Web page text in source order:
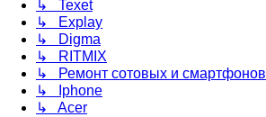
↳ Texet
↳ Explay
↳ Digma
↳ RITMIX
↳ Ремонт сотовых и смартфонов
↳ Iphone
↳ Acer